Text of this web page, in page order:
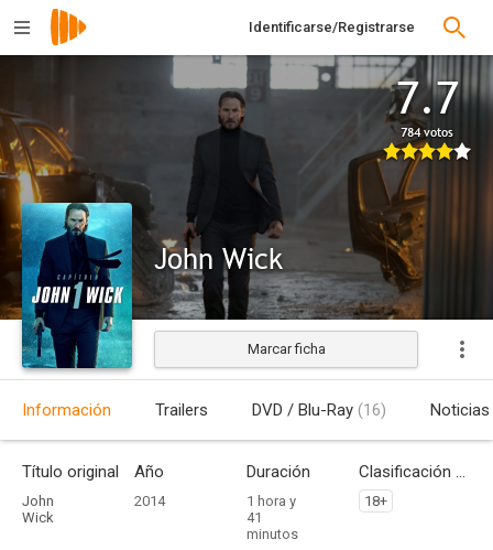
Identificarse/Registrarse
7.7
784 votos
John Wick
Estrenada
Marcar ficha
Información Trailers DVD / Blu-Ray (16) Noticias
Título original
John
Wick
Año
2014
Duración
1 hora y
41
minutos
Clasificación por edades
18+